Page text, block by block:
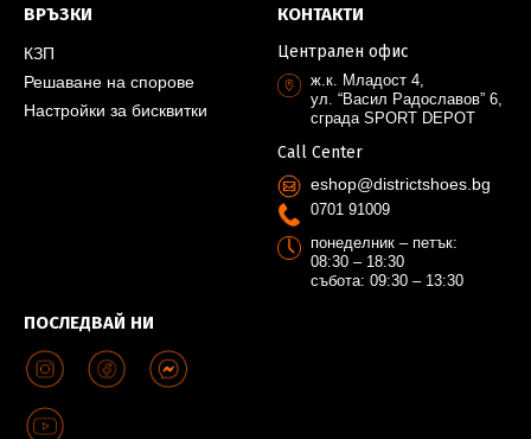
ВРЪЗКИ
КЗП
Решаване на спорове
Настройки за бисквитки
ПОСЛЕДВАЙ НИ
КОНТАКТИ
Централен офис
ж.к. Младост 4,
ул. “Васил Радославов” 6,
сграда SPORT DEPOT
Call Center
eshop@districtshoes.bg
0701 91009
понеделник – петък:
08:30 – 18:30
събота: 09:30 – 13:30